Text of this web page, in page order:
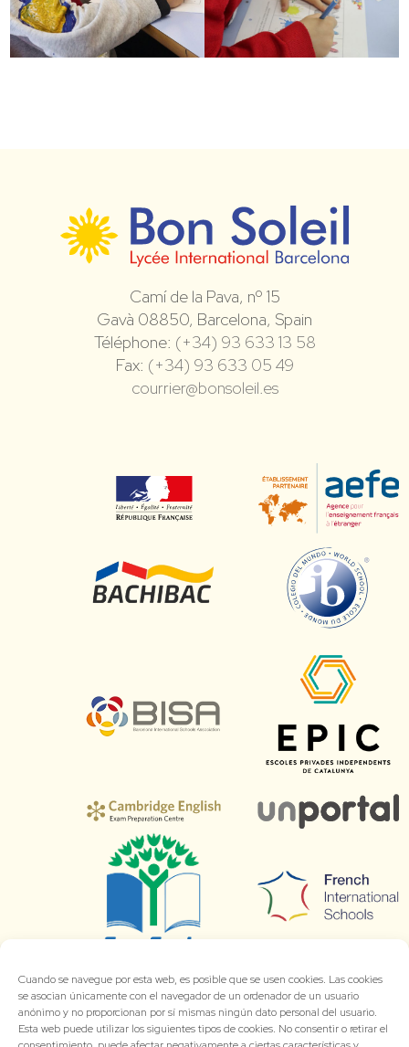
Cuando se navegue por esta web, es posible que se usen cookies. Las cookies
se asocian únicamente con el navegador de un ordenador de un usuario
anónimo y no proporcionan por sí mismas ningún dato personal del usuario.
Esta web puede utilizar los siguientes tipos de cookies. No consentir o retirar el
Camí de la Pava, nº 15
Gavà 08850, Barcelona, Spain
Téléphone: (+34) 93 633 13 58
Fax: (+34) 93 633 05 49
courrier@bonsoleil.es